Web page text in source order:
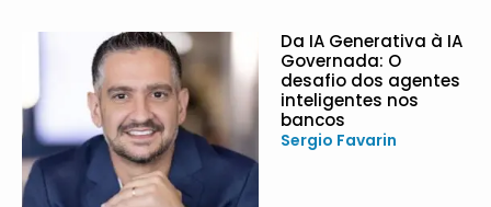
Da IA Generativa à IA
Governada: O
desafio dos agentes
inteligentes nos
bancos
Sergio Favarin